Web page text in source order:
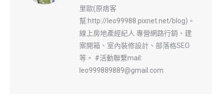
里歐(原痞客
幫:http://leo99988.pixnet.net/blog)。
線上房地產經紀人 專營網路行銷、建
案開箱、室內裝修設計、部落格SEO
等。 #活動聯繫mail:
leo999889889@gmail.com